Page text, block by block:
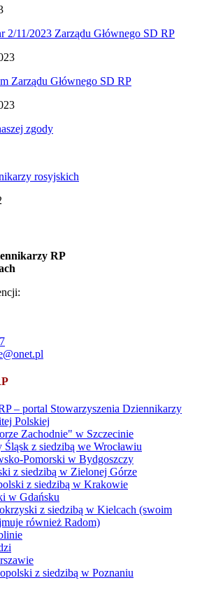
11/2023 Zarządu Głównego SD RP
Zarządu Głównego SD RP
zgody
rosyjskich
RP
– portal Stowarzyszenia Dziennikarzy
Polskiej
Zachodnie" w Szczecinie
Śląsk z siedzibą we Wrocławiu
Pomorski w Bydgoszczy
z siedzibą w Zielonej Górze
z siedzibą w Krakowie
w Gdańsku
z siedzibą w Kielcach (swoim
również Radom)
z siedzibą w Poznaniu